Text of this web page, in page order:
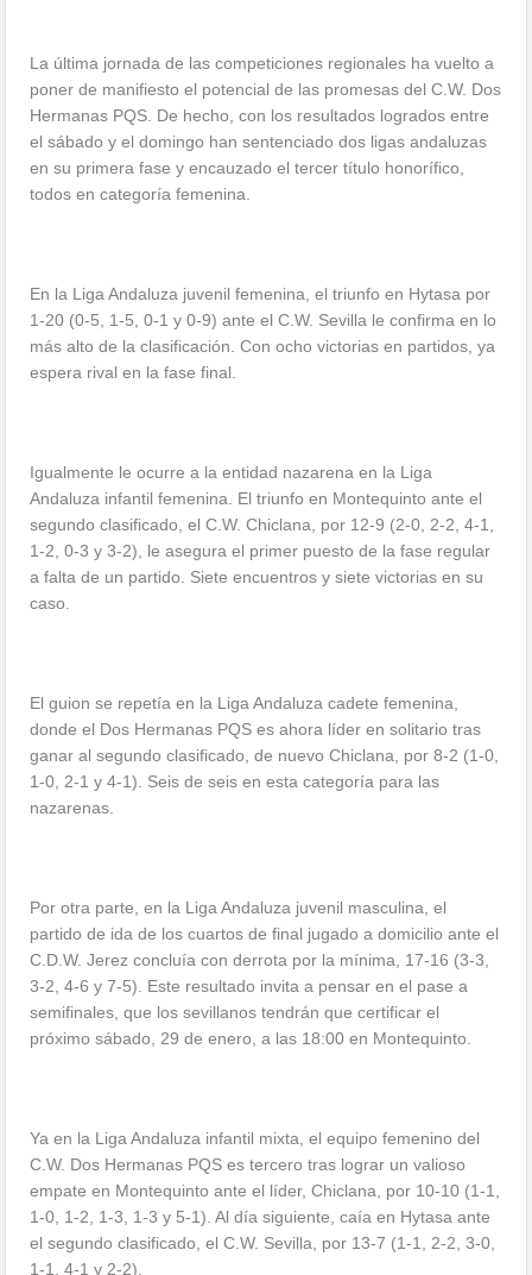
La última jornada de las competiciones regionales ha vuelto a
poner de manifiesto el potencial de las promesas del C.W. Dos
Hermanas PQS. De hecho, con los resultados logrados entre
el sábado y el domingo han sentenciado dos ligas andaluzas
en su primera fase y encauzado el tercer título honorífico,
todos en categoría femenina.
En la Liga Andaluza juvenil femenina, el triunfo en Hytasa por
1-20 (0-5, 1-5, 0-1 y 0-9) ante el C.W. Sevilla le confirma en lo
más alto de la clasificación. Con ocho victorias en partidos, ya
espera rival en la fase final.
Igualmente le ocurre a la entidad nazarena en la Liga
Andaluza infantil femenina. El triunfo en Montequinto ante el
segundo clasificado, el C.W. Chiclana, por 12-9 (2-0, 2-2, 4-1,
1-2, 0-3 y 3-2), le asegura el primer puesto de la fase regular
a falta de un partido. Siete encuentros y siete victorias en su
caso.
El guion se repetía en la Liga Andaluza cadete femenina,
donde el Dos Hermanas PQS es ahora líder en solitario tras
ganar al segundo clasificado, de nuevo Chiclana, por 8-2 (1-0,
1-0, 2-1 y 4-1). Seis de seis en esta categoría para las
nazarenas.
Por otra parte, en la Liga Andaluza juvenil masculina, el
partido de ida de los cuartos de final jugado a domicilio ante el
C.D.W. Jerez concluía con derrota por la mínima, 17-16 (3-3,
3-2, 4-6 y 7-5). Este resultado invita a pensar en el pase a
semifinales, que los sevillanos tendrán que certificar el
próximo sábado, 29 de enero, a las 18:00 en Montequinto.
Ya en la Liga Andaluza infantil mixta, el equipo femenino del
C.W. Dos Hermanas PQS es tercero tras lograr un valioso
empate en Montequinto ante el líder, Chiclana, por 10-10 (1-1,
1-0, 1-2, 1-3, 1-3 y 5-1). Al día siguiente, caía en Hytasa ante
el segundo clasificado, el C.W. Sevilla, por 13-7 (1-1, 2-2, 3-0,
1-1, 4-1 y 2-2).